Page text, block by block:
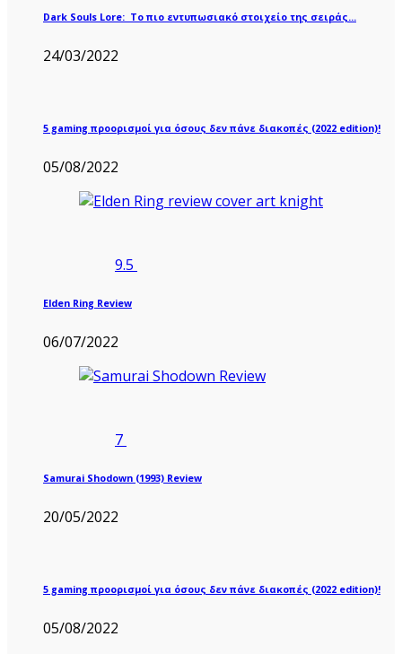
Dark Souls Lore: Το πιο εντυπωσιακό στοιχείο της σειράς…
24/03/2022
5 gaming προορισμοί για όσους δεν πάνε διακοπές (2022 edition)!
05/08/2022
9.5
Elden Ring Review
06/07/2022
7
Samurai Shodown (1993) Review
20/05/2022
5 gaming προορισμοί για όσους δεν πάνε διακοπές (2022 edition)!
05/08/2022